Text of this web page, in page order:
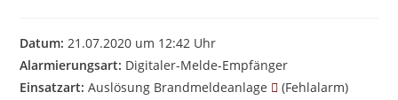
Datum: 21.07.2020 um 12:42 Uhr
Alarmierungsart: Digitaler-Melde-Empfänger
Einsatzart: Auslösung Brandmeldeanlage
(Fehlalarm)